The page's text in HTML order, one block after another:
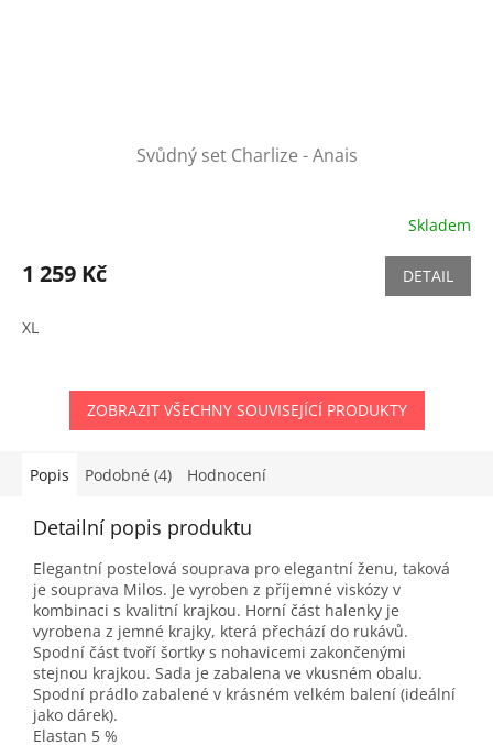
Svůdný set Charlize - Anais
Skladem
1 259 Kč DETAIL
XL
ZOBRAZIT VŠECHNY SOUVISEJÍCÍ PRODUKTY
Popis Podobné (4) Hodnocení
Detailní popis produktu
Elegantní postelová souprava pro elegantní ženu, taková
je souprava Milos. Je vyroben z příjemné viskózy v
kombinaci s kvalitní krajkou. Horní část halenky je
vyrobena z jemné krajky, která přechází do rukávů.
Spodní část tvoří šortky s nohavicemi zakončenými
stejnou krajkou. Sada je zabalena ve vkusném obalu.
Spodní prádlo zabalené v krásném velkém balení (ideální
jako dárek).
Elastan 5 %